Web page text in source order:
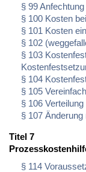
§ 99
§ 100 Kosten
§ 101 Kosten
§ 102
§ 103
§ 104
§ 105
§ 106
§ 107
Titel 7
§ 114